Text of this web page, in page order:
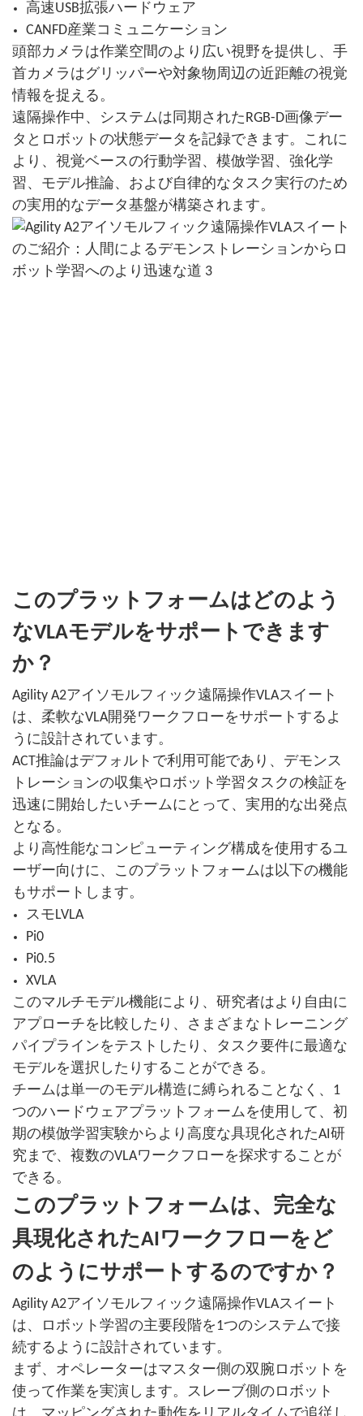
高速USB拡張ハードウェア
CANFD産業コミュニケーション
頭部カメラは作業空間のより広い視野を提供し、手
首カメラはグリッパーや対象物周辺の近距離の視覚
情報を捉える。
遠隔操作中、システムは同期されたRGB-D画像デー
タとロボットの状態データを記録できます。これに
より、視覚ベースの行動学習、模倣学習、強化学
習、モデル推論、および自律的なタスク実行のため
の実用的なデータ基盤が構築されます。
このプラットフォームはどのよう
なVLAモデルをサポートできます
か？
Agility A2アイソモルフィック遠隔操作VLAスイート
は、柔軟なVLA開発ワークフローをサポートするよ
うに設計されています。
ACT推論はデフォルトで利用可能であり、デモンス
トレーションの収集やロボット学習タスクの検証を
迅速に開始したいチームにとって、実用的な出発点
となる。
より高性能なコンピューティング構成を使用するユ
ーザー向けに、このプラットフォームは以下の機能
もサポートします。
スモLVLA
Pi0
Pi0.5
XVLA
このマルチモデル機能により、研究者はより自由に
アプローチを比較したり、さまざまなトレーニング
パイプラインをテストしたり、タスク要件に最適な
モデルを選択したりすることができる。
チームは単一のモデル構造に縛られることなく、1
つのハードウェアプラットフォームを使用して、初
期の模倣学習実験からより高度な具現化されたAI研
究まで、複数のVLAワークフローを探求することが
できる。
このプラットフォームは、完全な
具現化されたAIワークフローをど
のようにサポートするのですか？
Agility A2アイソモルフィック遠隔操作VLAスイート
は、ロボット学習の主要段階を1つのシステムで接
続するように設計されています。
まず、オペレーターはマスター側の双腕ロボットを
使って作業を実演します。スレーブ側のロボット